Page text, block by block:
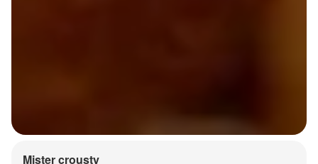
Mister crousty